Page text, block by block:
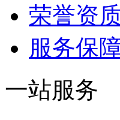
荣誉资
服务保
一站服务